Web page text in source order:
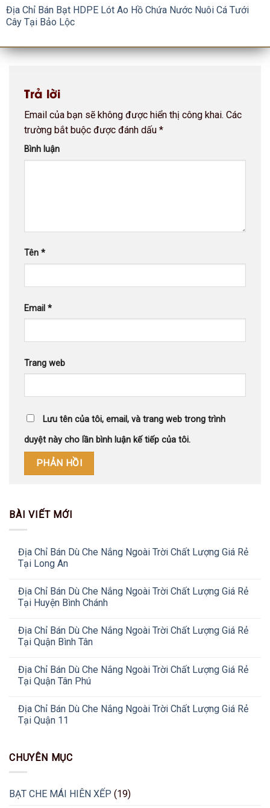
Địa Chỉ Bán Bạt HDPE Lót Ao Hồ Chứa Nước Nuôi Cá Tưới
Cây Tại Bảo Lộc
Trả lời
Email của bạn sẽ không được hiển thị công khai. Các
trường bắt buộc được đánh dấu *
Bình luận
Tên *
Email *
Trang web
Lưu tên của tôi, email, và trang web trong trình
duyệt này cho lần bình luận kế tiếp của tôi.
BÀI VIẾT MỚI
Địa Chỉ Bán Dù Che Nắng Ngoài Trời Chất Lượng Giá Rẻ
Tại Long An
Địa Chỉ Bán Dù Che Nắng Ngoài Trời Chất Lượng Giá Rẻ
Tại Huyện Bình Chánh
Địa Chỉ Bán Dù Che Nắng Ngoài Trời Chất Lượng Giá Rẻ
Tại Quận Bình Tân
Địa Chỉ Bán Dù Che Nắng Ngoài Trời Chất Lượng Giá Rẻ
Tại Quận Tân Phú
Địa Chỉ Bán Dù Che Nắng Ngoài Trời Chất Lượng Giá Rẻ
Tại Quận 11
CHUYÊN MỤC
BẠT CHE MÁI HIÊN XẾP (19)